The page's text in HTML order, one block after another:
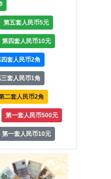
第五套人民币5元
第四套人民币10元
套人民币2角
套人民币1角
二套人民币2角
第一套人民币500元
第一套人民币10元